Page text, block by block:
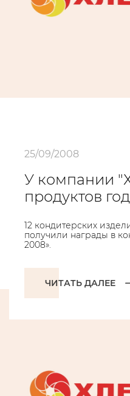
25/09/2008
У компании
продуктов
12 кондитерских
получили награды в
2008».
ЧИТАТЬ ДАЛЕЕ